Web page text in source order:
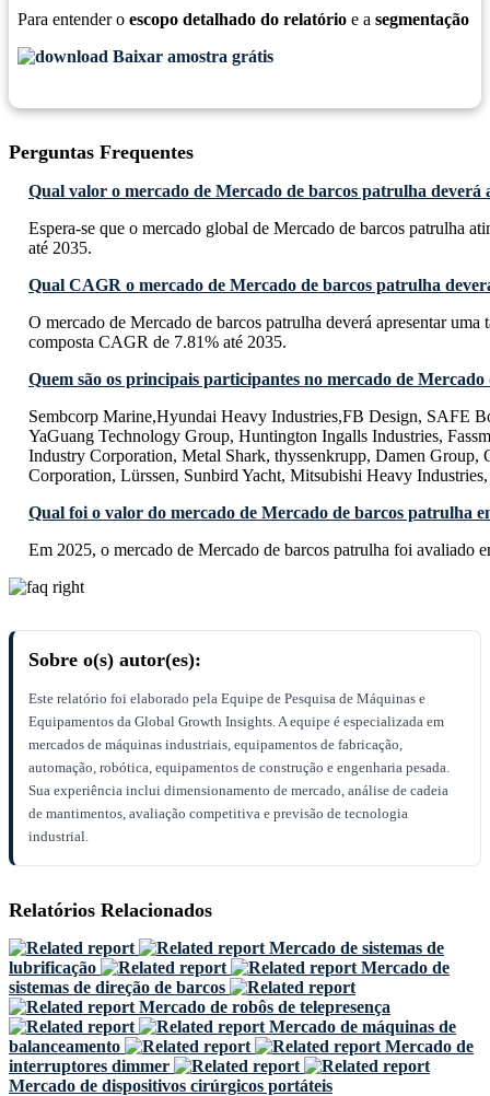
Para entender o escopo detalhado do relatório e a segmentação
Baixar amostra grátis
Perguntas Frequentes
Qual valor o mercado de Mercado de barcos patrulha deverá
Espera-se que o mercado global de Mercado de barcos patrulha
até 2035.
Qual CAGR o mercado de Mercado de barcos patrulha
O mercado de Mercado de barcos patrulha deverá apresentar uma
composta CAGR de 7.81% até 2035.
Quem são os principais participantes no mercado de
Sembcorp Marine,Hyundai Heavy Industries,FB Design, SAFE
YaGuang Technology Group, Huntington Ingalls Industries,
Industry Corporation, Metal Shark, thyssenkrupp, Damen Group,
Corporation, Lürssen, Sunbird Yacht, Mitsubishi Heavy
Qual foi o valor do mercado de Mercado de barcos patrulha
Em 2025, o mercado de Mercado de barcos patrulha foi avaliado
Sobre o(s) autor(es):
Este relatório foi elaborado pela Equipe de Pesquisa de Máquinas e
Equipamentos da Global Growth Insights. A equipe é especializada em
mercados de máquinas industriais, equipamentos de fabricação,
automação, robótica, equipamentos de construção e engenharia pesada.
Sua experiência inclui dimensionamento de mercado, análise de cadeia
de mantimentos, avaliação competitiva e previsão de tecnologia
industrial.
Relatórios Relacionados
Mercado de sistemas de
lubrificação
Mercado de
sistemas de direção de barcos
Mercado de robôs de telepresença
Mercado de máquinas de
balanceamento
Mercado de
interruptores dimmer
Mercado de dispositivos cirúrgicos portáteis